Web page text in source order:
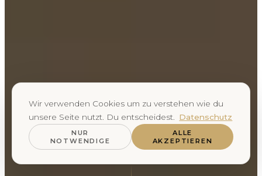
Wir verwenden Cookies um zu verstehen wie du
unsere Seite nutzt. Du entscheidest.
Datenschutz
NUR
NOTWENDIGE
ALLE
AKZEPTIEREN